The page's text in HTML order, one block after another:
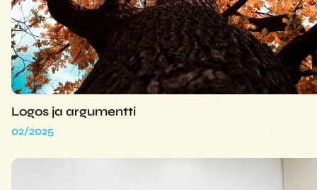
Logos ja argumentti
02/2025